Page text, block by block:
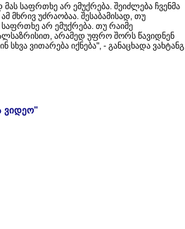
მას საფრთხე არ ემუქრება. შეიძლება ჩვენმა
მხრივ უძრაობაა. შესაბამისად, თუ
არ ემუქრება. თუ რაიმე
არამედ უფრო შორს წავიდნენ
ვითარება იქნება", - განაცხადა ვახტანგ
ვიდეო"